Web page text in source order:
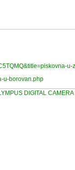
u-
u-borovan.php